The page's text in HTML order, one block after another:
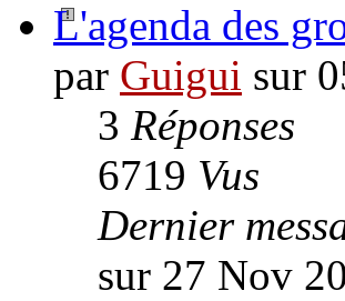
L'agenda des
par Guigui sur
3 Réponses
6719 Vus
Dernier
sur 27 Nov